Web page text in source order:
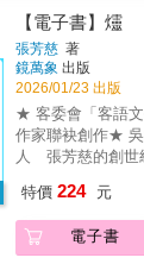
人）周先陌的詩
平實的詩句，卻
那些文字就應該這
細，特別能夠把沉
現的敘事脈絡，完
有時讀來，彷彿
維的糾結；有時
技巧實驗，一些
長史。 ──陳大為（詩人）周先陌的詩集《赤
子》以敘事與抒
色」、「裸裎」、
風物呼應心象，
憶、愛與精神家
化、神話、詩歌、
的象徵語言。 羅
用客語描寫著景物
中，彷彿浮現出
光亮中，是一條
初始的根源之路，
路 𠊎逢著 千樹萬
苞金曲獎最佳客
題，有關誕生、
憶、愛摎精神家園
【電子書】爧
張芳慈 著
鏡萬象 出版
2026/01/23 出版
★ 客委會「客語
作家聯袂創作★
人 張芳慈的創世
讓讀者輕鬆閱讀
像——張芳慈的第
神話寓言故事、
特價 224 元
電子書